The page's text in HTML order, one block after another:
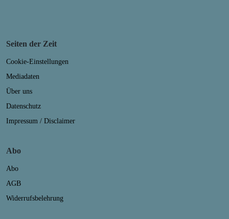
Seiten der Zeit
Cookie-Einstellungen
Mediadaten
Über uns
Datenschutz
Impressum / Disclaimer
Abo
Abo
AGB
Widerrufsbelehrung